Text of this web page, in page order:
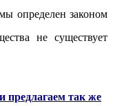
определен законом
не существует
предлагаем так же